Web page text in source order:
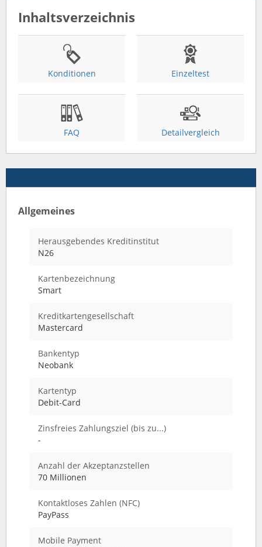
Inhaltsverzeichnis
Konditionen Einzeltest
FAQ Detailvergleich
Allgemeines
Herausgebendes Kreditinstitut
N26
Kartenbezeichnung
Smart
Kreditkartengesellschaft
Mastercard
Bankentyp
Neobank
Kartentyp
Debit-Card
Zinsfreies Zahlungsziel (bis zu...)
-
Anzahl der Akzeptanzstellen
70 Millionen
Kontaktloses Zahlen (NFC)
PayPass
Mobile Payment